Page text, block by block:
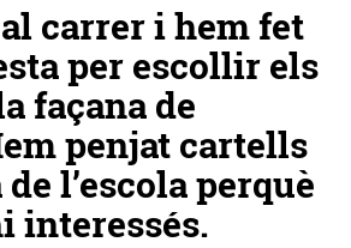
carrer i hem fet
per escollir els
façana de
penjat cartells
l’escola perquè
interessés.